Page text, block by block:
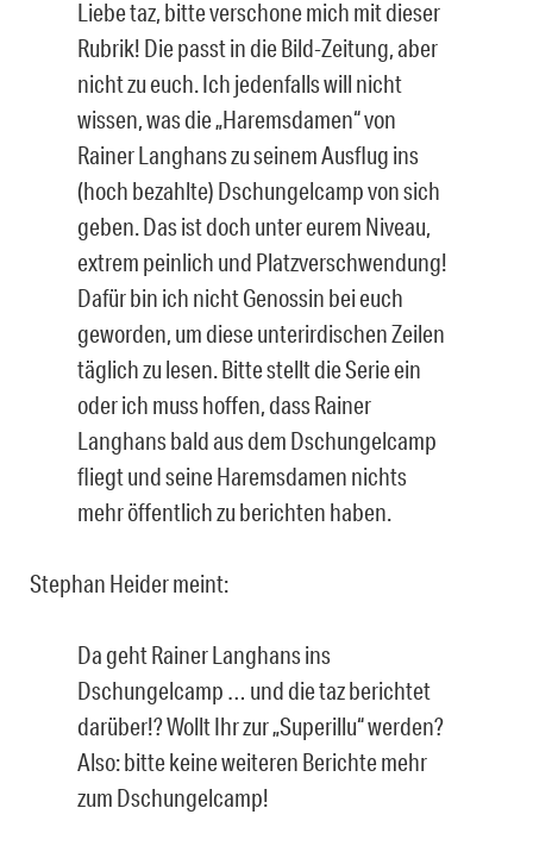
Liebe taz, bitte verschone mich mit dieser
Rubrik! Die passt in die Bild-Zeitung, aber
nicht zu euch. Ich jedenfalls will nicht
wissen, was die „Haremsdamen“ von
Rainer Langhans zu seinem Ausflug ins
(hoch bezahlte) Dschungelcamp von sich
geben. Das ist doch unter eurem Niveau,
extrem peinlich und Platzverschwendung!
Dafür bin ich nicht Genossin bei euch
geworden, um diese unterirdischen Zeilen
täglich zu lesen. Bitte stellt die Serie ein
oder ich muss hoffen, dass Rainer
Langhans bald aus dem Dschungelcamp
fliegt und seine Haremsdamen nichts
mehr öffentlich zu berichten haben.
Stephan Heider meint:
Da geht Rainer Langhans ins
Dschungelcamp … und die taz berichtet
darüber!? Wollt Ihr zur „Superillu“ werden?
Also: bitte keine weiteren Berichte mehr
zum Dschungelcamp!